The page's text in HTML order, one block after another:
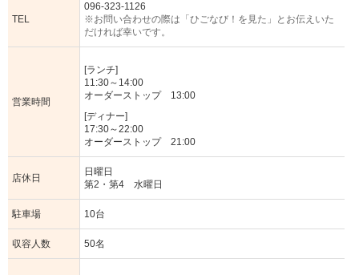
TEL
096-323-1126
※お問い合わせの際は「ひごなび！を見た」とお伝えいた
だければ幸いです。
営業時間
[ランチ]
11:30～14:00
オーダーストップ 13:00
[ディナー]
17:30～22:00
オーダーストップ 21:00
店休日
日曜日
第2・第4 水曜日
駐車場 10台
収容人数 50名